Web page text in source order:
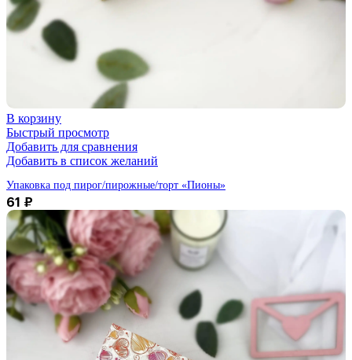
В корзину
Быстрый просмотр
Добавить для сравнения
Добавить в список желаний
Упаковка под пирог/пирожные/торт «Пионы»
61 ₽